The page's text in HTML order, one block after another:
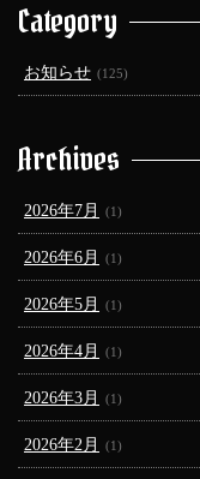
Category
お知らせ (125)
Archives
2026年7月 (1)
2026年6月 (1)
2026年5月 (1)
2026年4月 (1)
2026年3月 (1)
2026年2月 (1)